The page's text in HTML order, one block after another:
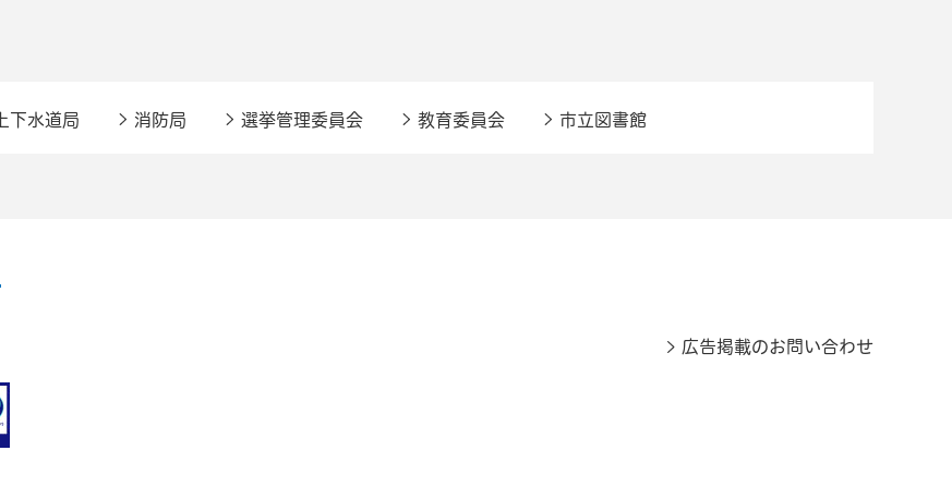
上下水道局 消防局 選挙管理委員会 教育委員会 市立図書館
広告掲載のお問い合わせ